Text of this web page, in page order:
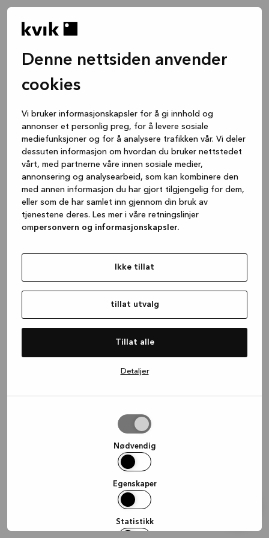
Denne nettsiden anvender
cookies
Vi bruker informasjonskapsler for å gi innhold og
annonser et personlig preg, for å levere sosiale
mediefunksjoner og for å analysere trafikken vår. Vi deler
dessuten informasjon om hvordan du bruker nettstedet
vårt, med partnerne våre innen sosiale medier,
annonsering og analysearbeid, som kan kombinere den
med annen informasjon du har gjort tilgjengelig for dem,
eller som de har samlet inn gjennom din bruk av
tjenestene deres. Les mer i våre retningslinjer
ompersonvern og informasjonskapsler.
Ikke tillat
tillat utvalg
Tillat alle
Detaljer
Nødvendig
Egenskaper
Statistikk
(see the browser console for more
information).